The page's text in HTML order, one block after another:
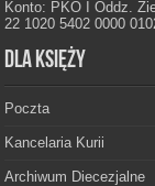
Konto: PKO I Oddz.
22 1020 5402 0000
Dla księży
Poczta
Kancelaria Kurii
Archiwum Diecezjalne